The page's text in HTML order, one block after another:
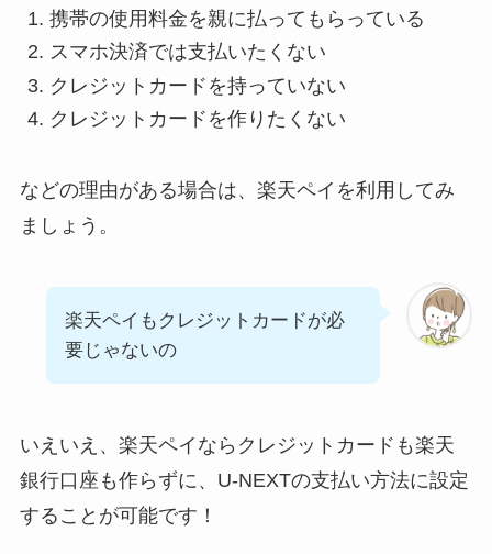
携帯の使用料金を親に払ってもらっている
スマホ決済では支払いたくない
クレジットカードを持っていない
クレジットカードを作りたくない
などの理由がある場合は、楽天ペイを利用してみ
ましょう。
楽天ペイもクレジットカードが必
要じゃないの
いえいえ、楽天ペイなら クレジットカードも楽天
銀行口座も作らずに、U-NEXTの支払い方法に設定
することが可能です！